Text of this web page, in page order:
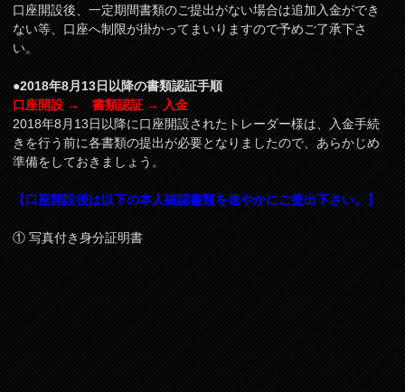
口座開設後、一定期間書類のご提出がない場合は追加入金ができ
ない等、口座へ制限が掛かってまいりますので予めご了承下さ
い。
●2018年8月13日以降の書類認証手順
口座開設 → 書類認証 → 入金
2018年8月13日以降に口座開設されたトレーダー様は、入金手続
きを行う前に各書類の提出が必要となりましたので、あらかじめ
準備をしておきましょう。
【口座開設後は以下の本人確認書類を速やかにご提出下さい。】
① 写真付き身分証明書